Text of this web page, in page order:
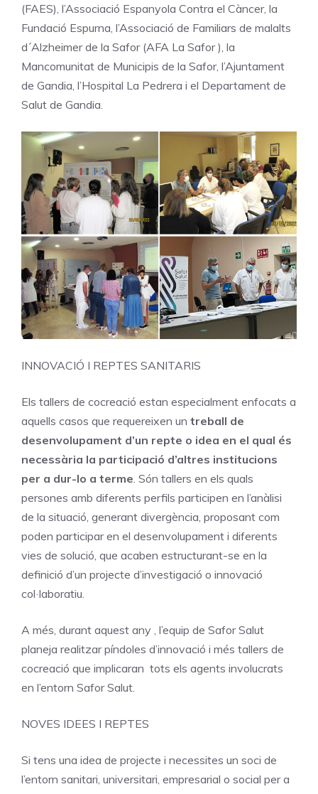
(FAES), l’Associació Espanyola Contra el Càncer, la
Fundació Espurna, l’Associació de Familiars de malalts
d´Alzheimer de la Safor (AFA La Safor ), la
Mancomunitat de Municipis de la Safor, l’Ajuntament
de Gandia, l’Hospital La Pedrera i el Departament de
Salut de Gandia.
INNOVACIÓ I REPTES SANITARIS
Els tallers de cocreació estan especialment enfocats a
aquells casos que requereixen un treball de
desenvolupament d’un repte o idea en el qual és
necessària la participació d’altres institucions
per a dur-lo a terme. Són tallers en els quals
persones amb diferents perfils participen en l’anàlisi
de la situació, generant divergència, proposant com
poden participar en el desenvolupament i diferents
vies de solució, que acaben estructurant-se en la
definició d’un projecte d’investigació o innovació
col·laboratiu.
A més, durant aquest any , l’equip de Safor Salut
planeja realitzar píndoles d’innovació i més tallers de
cocreació que implicaran tots els agents involucrats
en l’entorn Safor Salut.
NOVES IDEES I REPTES
Si tens una idea de projecte i necessites un soci de
l’entorn sanitari, universitari, empresarial o social per a